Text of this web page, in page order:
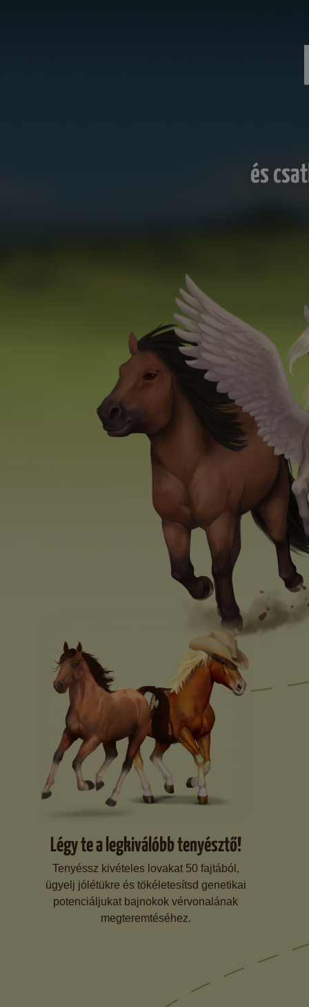
és
Légy te a legkiválóbb tenyésztő!
Tenyéssz kivételes lovakat 50 fajtából,
ügyelj jólétükre és tökéletesítsd genetikai
potenciáljukat bajnokok vérvonalának
megteremtéséhez.